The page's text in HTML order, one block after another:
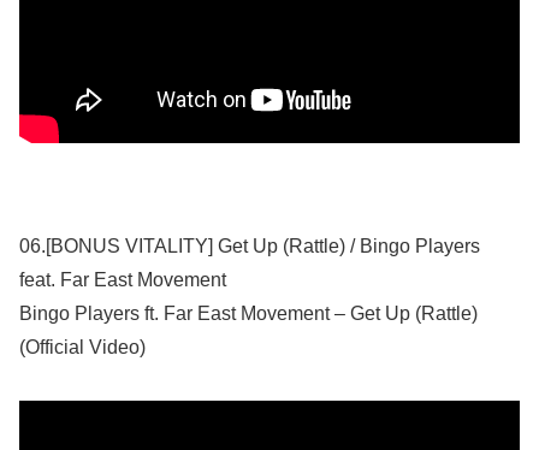
06.[BONUS VITALITY] Get Up (Rattle) / Bingo Players
feat. Far East Movement
Bingo Players ft. Far East Movement – Get Up (Rattle)
(Official Video)